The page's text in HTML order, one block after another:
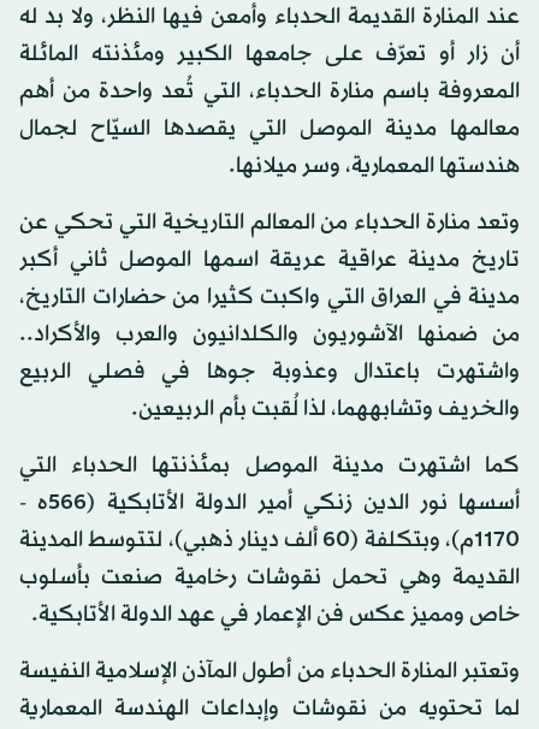
عند المنارة القديمة الحدباء وأمعن فيها النظر، ولا بد له
أن زار أو تعرّف على جامعها الكبير ومئذنته المائلة
المعروفة باسم منارة الحدباء، التي تُعد واحدة من أهم
معالمها مدينة الموصل التي يقصدها السيّاح لجمال
هندستها المعمارية، وسر ميلانها.
وتعد منارة الحدباء من المعالم التاريخية التي تحكي عن
تاريخ مدينة عراقية عريقة اسمها الموصل ثاني أكبر
مدينة في العراق التي واكبت كثيرا من حضارات التاريخ،
من ضمنها الآشوريون والكلدانيون والعرب والأكراد..
واشتهرت باعتدال وعذوبة جوها في فصلي الربيع
والخريف وتشابههما، لذا لُقبت بأم الربيعين.
كما اشتهرت مدينة الموصل بمئذنتها الحدباء التي
أسسها نور الدين زنكي أمير الدولة الأتابكية (566ه -
1170م)، وبتكلفة (60 ألف دينار ذهبي)، لتتوسط المدينة
القديمة وهي تحمل نقوشات رخامية صنعت بأسلوب
خاص ومميز عكس فن الإعمار في عهد الدولة الأتابكية.
وتعتبر المنارة الحدباء من أطول المآذن الإسلامية النفيسة
لما تحتويه من نقوشات وإبداعات الهندسة المعمارية